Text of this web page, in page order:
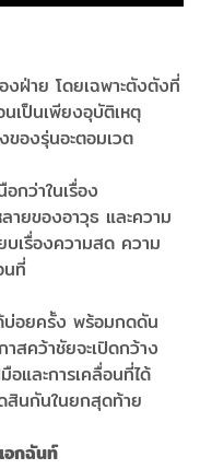
ฝ่าย โดยเฉพาะตังตังที่
เป็นเพียงอุบัติเหตุ
ของรุ่นอะตอมเวต
กว่าในเรื่อง
ายของอาวุธ และความ
บเรื่องความสด ความ
นที่
บ่อยครั้ง พร้อมกดดัน
สคว้าชัยจะเปิดกว้าง
อและการเคลื่อนที่ได้
สินกันในยกสุดท้าย
อกฉันท์